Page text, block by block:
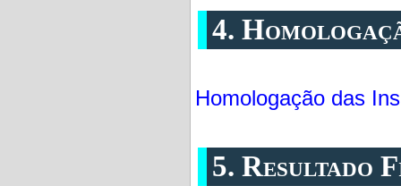
4.
Homologação das
5. Resultado